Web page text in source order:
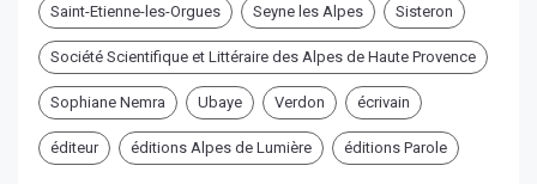
Saint-Etienne-les-Orgues Seyne les Alpes Sisteron
Société Scientifique et Littéraire des Alpes de Haute Provence
Sophiane Nemra Ubaye Verdon écrivain
éditeur éditions Alpes de Lumière éditions Parole